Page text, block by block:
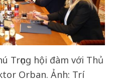
Trọng hội đàm với Thủ
Orban. Ảnh: Trí